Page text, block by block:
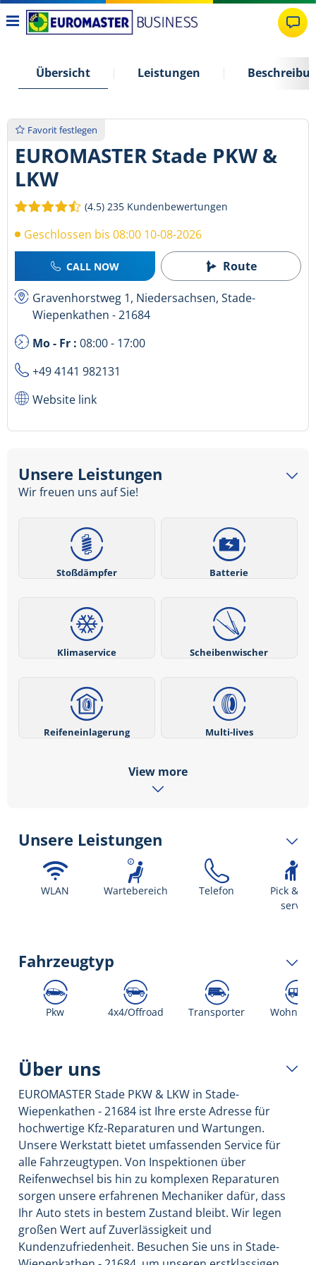
Übersicht Leistungen
Favorit festlegen
EUROMASTER Stade PKW &
LKW
(4.5) 235 Kundenbewertungen
Geschlossen bis 08:00 10-08-2026
CALL NOW Route
Gravenhorstweg 1, Niedersachsen, Stade-
Wiepenkathen - 21684
Mo - Fr : 08:00 - 17:00
+49 4141 982131
Website link
Unsere Leistungen
Wir freuen uns auf Sie!
Stoßdämpfer Batterie
Klimaservice Scheibenwischer
Reifeneinlagerung Multi-lives
View more
Unsere Leistungen
WLAN Wartebereich Telefon
Pick &
service
Fahrzeugtyp
Pkw 4x4/Offroad Transporter
Über uns
EUROMASTER Stade PKW & LKW in Stade-
Wiepenkathen - 21684 ist Ihre erste Adresse für
hochwertige Kfz-Reparaturen und Wartungen.
Unsere Werkstatt bietet umfassenden Service für
alle Fahrzeugtypen. Von Inspektionen über
Reifenwechsel bis hin zu komplexen Reparaturen
sorgen unsere erfahrenen Mechaniker dafür, dass
Ihr Auto stets in bestem Zustand bleibt. Wir legen
großen Wert auf Zuverlässigkeit und
Kundenzufriedenheit. Besuchen Sie uns in Stade-